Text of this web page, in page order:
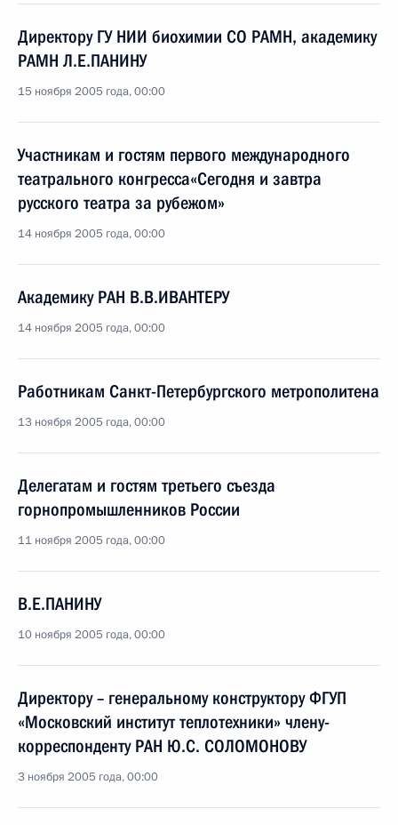
Директору ГУ НИИ биохимии СО РАМН, академику
РАМН Л.Е.ПАНИНУ
15 ноября 2005 года, 00:00
Участникам и гостям первого международного
театрального конгресса«Сегодня и завтра
русского театра за рубежом»
14 ноября 2005 года, 00:00
Академику РАН В.В.ИВАНТЕРУ
14 ноября 2005 года, 00:00
Работникам Санкт-Петербургского метрополитена
13 ноября 2005 года, 00:00
Делегатам и гостям третьего съезда
горнопромышленников России
11 ноября 2005 года, 00:00
В.Е.ПАНИНУ
10 ноября 2005 года, 00:00
Директору – генеральному конструктору ФГУП
«Московский институт теплотехники» члену-
корреспонденту РАН Ю.С. СОЛОМОНОВУ
3 ноября 2005 года, 00:00